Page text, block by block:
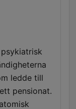
ledde till
pensionat.